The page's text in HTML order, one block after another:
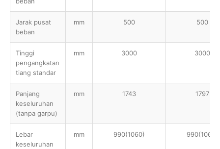
Jarak pusat
beban
mm 500 500
Tinggi
pengangkatan
tiang standar
mm 3000 3000
Panjang
keseluruhan
(tanpa garpu)
mm 1743 1797
Lebar
keseluruhan
mm 990(1060) 990(1060)